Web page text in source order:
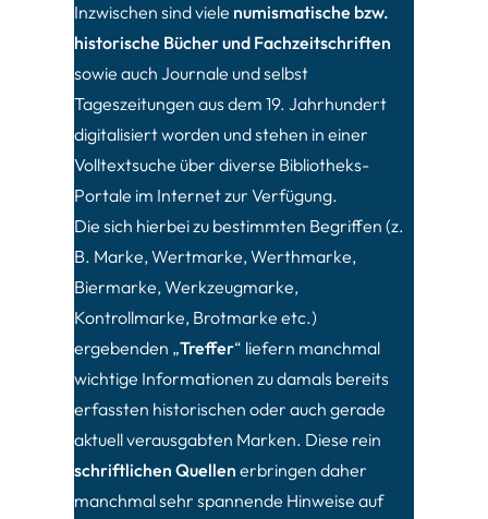
Inzwischen sind viele numismatische bzw.
historische Bücher und Fachzeitschriften
sowie auch Journale und selbst
Tageszeitungen aus dem 19. Jahrhundert
digitalisiert worden und stehen in einer
Volltextsuche über diverse Bibliotheks-
Portale im Internet zur Verfügung.
Die sich hierbei zu bestimmten Begriffen (z.
B. Marke, Wertmarke, Werthmarke,
Biermarke, Werkzeugmarke,
Kontrollmarke, Brotmarke etc.)
ergebenden „Treffer“ liefern manchmal
wichtige Informationen zu damals bereits
erfassten historischen oder auch gerade
aktuell verausgabten Marken. Diese rein
schriftlichen Quellen erbringen daher
manchmal sehr spannende Hinweise auf